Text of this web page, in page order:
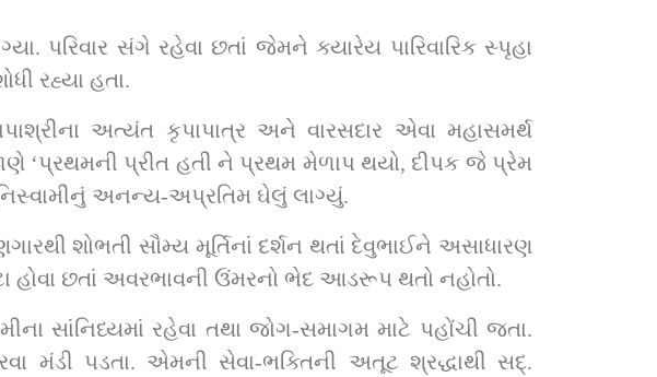
સંગે રહેવા છતાં જેમને ક્યારેય પારિવારિક સ્પૃહા
રહ્યા હતા.
અત્યંત કૃપાપાત્ર અને વારસદાર એવા મહાસમર્થ
પ્રગટાઈ ગયો’ એ અનુસાર પ્રથમ મિલાપમાં જ દેવુભાઈને સદ્‌. મુનિસ્વામીનું અનન્ય-અપ્રતિમ ઘેલું લાગ્યું.
૫૩ વર્ષ મોટા હોવા છતાં અવરભાવની ઉંમરનો ભેદ આડરૂપ થતો નહોતો.